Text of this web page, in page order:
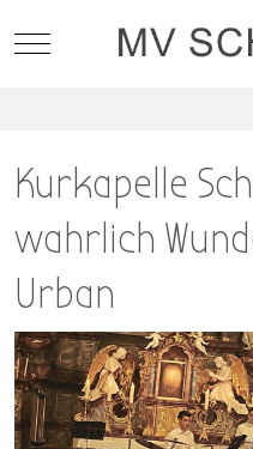
Mobile Menu Toggle
Kurkapelle
wahrlich
Urban